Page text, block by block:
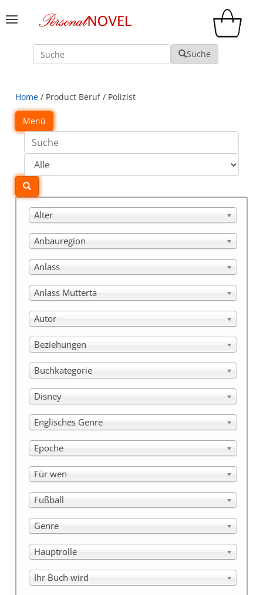
Suche Suche
Home / Product Beruf / Polizist
Menü
Alter
Anbauregion
Anlass
Anlass Mutterta
Autor
Beziehungen
Buchkategorie
Disney
Englisches Genre
Epoche
Für wen
Fußball
Genre
Hauptrolle
Ihr Buch wird